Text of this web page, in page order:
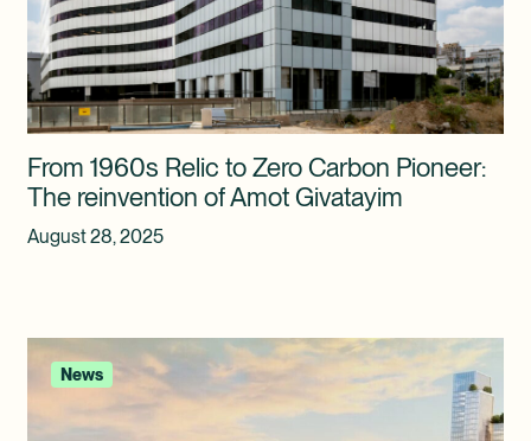
From 1960s Relic to Zero Carbon Pioneer:
The reinvention of Amot Givatayim
August 28, 2025
News